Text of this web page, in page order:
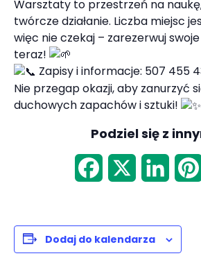
Warsztaty to przestrzeń na
twórcze działanie. Liczba miejsc
więc nie czekaj – zarezerwuj
teraz!
Zapisy i informacje: 507 455
Nie przegap okazji, aby zanurzyć
duchowych zapachów i sztuki!
Podziel się z
c
e
n
k
Dodaj do kalendarza